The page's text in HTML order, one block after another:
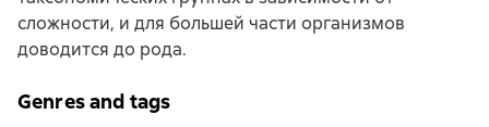
сложности, и для большей части организмов
доводится до рода.
Genres and tags